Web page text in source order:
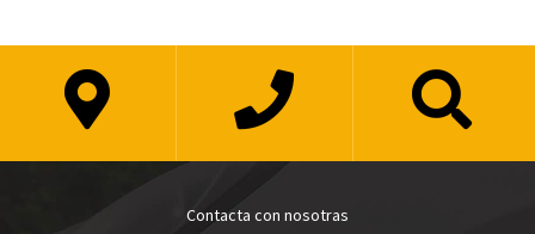
Contacta con nosotras